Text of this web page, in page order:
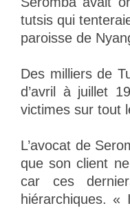
tutsis qui
paroisse de
Des milliers de
d’avril à juillet
victimes sur tout
L’avocat de
que son client
car ces
hiérarchiques.